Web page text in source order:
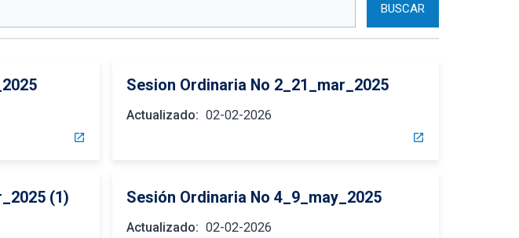
open_in_new
Sesion Ordinaria No 2_21_mar_2025
Actualizado: 02-02-2026
open_in_new
(1) Sesión Ordinaria No 4_9_may_2025
Actualizado: 02-02-2026